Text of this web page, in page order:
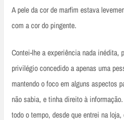
A pele da cor de marfim estava
com a cor do pingente.
Contei-lhe a experiência nada inédita,
privilégio concedido a apenas uma
mantendo o foco em alguns aspectos
não sabia, e tinha direito à
todo o tempo, desde que entrei na